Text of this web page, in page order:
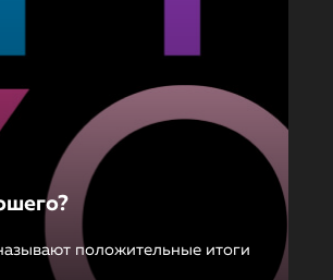
положительные итоги